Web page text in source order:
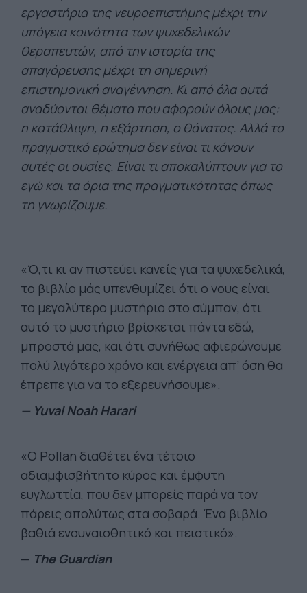
εργαστήρια της νευροεπιστήμης μέχρι την
υπόγεια κοινότητα των ψυχεδελικών
θεραπευτών, από την ιστορία της
απαγόρευσης μέχρι τη σημερινή
επιστημονική αναγέννηση. Κι από όλα αυτά
αναδύονται θέματα που αφορούν όλους μας:
η κατάθλιψη, η εξάρτηση, ο θάνατος. Αλλά το
πραγματικό ερώτημα δεν είναι τι κάνουν
αυτές οι ουσίες. Είναι τι αποκαλύπτουν για το
εγώ και τα όρια της πραγματικότητας όπως
τη γνωρίζουμε.
«Ό,τι κι αν πιστεύει κανείς για τα ψυχεδελικά,
το βιβλίο μάς υπενθυμίζει ότι ο νους είναι
το μεγαλύτερο μυστήριο στο σύμπαν, ότι
αυτό το μυστήριο βρίσκεται πάντα εδώ,
μπροστά μας, και ότι συνήθως αφιερώνουμε
πολύ λιγότερο χρόνο και ενέργεια απ’ όση θα
έπρεπε για να το εξερευνήσουμε».
— Yuval Noah Harari
«Ο Pollan διαθέτει ένα τέτοιο
αδιαμφισβήτητο κύρος και έμφυτη
ευγλωττία, που δεν μπορείς παρά να τον
πάρεις απολύτως στα σοβαρά. Ένα βιβλίο
βαθιά ενσυναισθητικό και πειστικό».
— The Guardian